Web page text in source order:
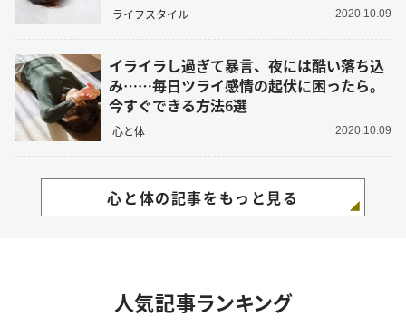
ライフスタイル 2020.10.09
イライラし過ぎて暴言、夜には酷い落ち込
み……毎日ツライ感情の起伏に困ったら。
今すぐできる方法6選
心と体 2020.10.09
心と体の記事をもっと見る
人気記事ランキング